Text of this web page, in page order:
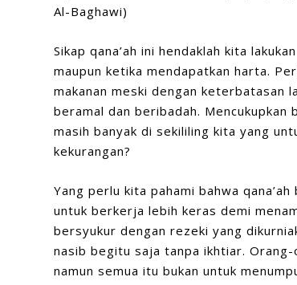
Al-Baghawi)
Sikap qana’ah ini hendaklah kita
maupun ketika mendapatkan harta.
makanan meski dengan keterbatasan
beramal dan beribadah. Mencukupkan
masih banyak di sekililing kita yang
kekurangan?
Yang perlu kita pahami bahwa
untuk berkerja lebih keras demi
bersyukur dengan rezeki yang
nasib begitu saja tanpa ikhtiar. Orang-
namun semua itu bukan untuk